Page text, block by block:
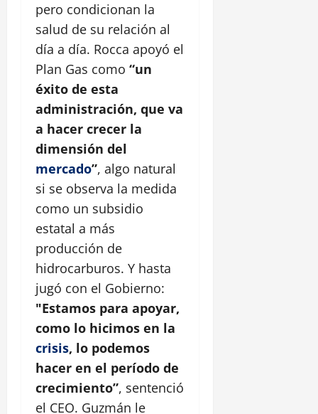
pero condicionan la
salud de su relación al
día a día. Rocca apoyó el
Plan Gas como “un
éxito de esta
administración, que va
a hacer crecer la
dimensión del
mercado”, algo natural
si se observa la medida
como un subsidio
estatal a más
producción de
hidrocarburos. Y hasta
jugó con el Gobierno:
"Estamos para apoyar,
como lo hicimos en la
crisis, lo podemos
hacer en el período de
crecimiento”, sentenció
el CEO. Guzmán le